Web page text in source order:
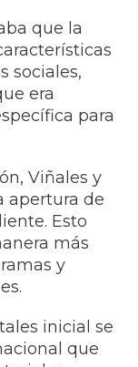
que la
sociales,
era
para
Viñales y
apertura de
Esto
más
y
inicial se
que